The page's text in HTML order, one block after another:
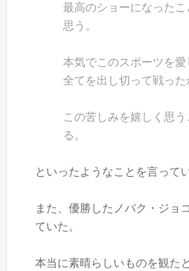
最高のショーになったこ
思う。
本気でこのスポーツを
全てを出し切って戦った
この苦しみを嬉しく思う
る。
といったようなことを言ってい
また、優勝したノバク・ジョ
ていた。
本当に素晴らしいものを観た